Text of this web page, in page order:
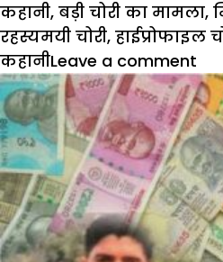
कहानी, बड़ी चोरी का मामला,
रहस्यमयी चोरी, हाईप्रोफाइल
कहानीLeave a comment